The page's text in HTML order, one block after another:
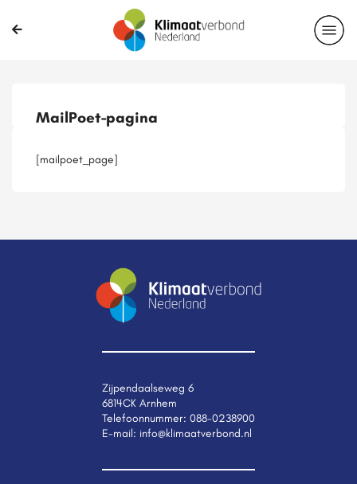
Casussen
MailPoet-pagina
[mailpoet_page]
Zijpendaalseweg 6
6814CK Arnhem
Telefoonnummer: 088-0238900
E-mail: info@klimaatverbond.nl